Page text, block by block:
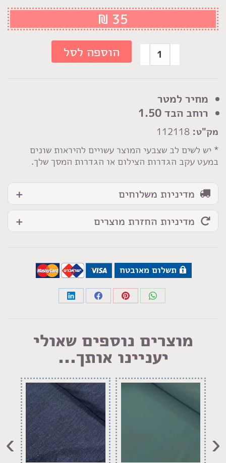
מחיר למטר
רוחב הבד 1.50
מק"ט:
* יש לשים לב שצבעי המוצר עשויים להיראות שונים
במעט עקב הגדרות הצילום או הגדרות המסך שלך.
₪ 35
כמות
של
לייקרה
חצים
שחור
לבן
הוספה לסל
מדיניות משלוחים
מדיניות החזרת מוצרים
תשלום מאובטח
Share
Share
Share
Share
LinkedIn
מוצרים נוספים שאולי
יעניינו אותך...
‹
›